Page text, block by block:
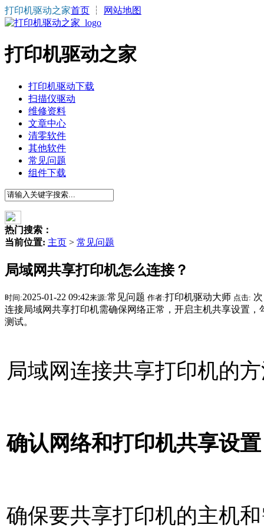
打印机驱动之家首页 ┆ 网站地图
打印机驱动之家
打印机驱动下载
扫描仪驱动
维修资料
文章中心
清零软件
其他软件
常见问题
组件下载
热门搜索：
当前位置: 主页 > 常见问题
局域网共享打印机怎么连接？
时间:2025-01-22 09:42来源:常见问题 作者:打印机驱动大师 点击: 次
连接局域网共享打印机需确保网络正常，开启主机共享设置
测试。
局域网连接共享打印机的
确认网络和打印机共享设置
确保要共享打印机的主机